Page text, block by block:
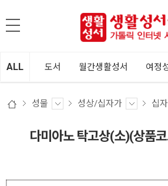
ALL 도서 월간생활성서 여정
성물 성상/십자가 십
다미아노 탁고상(소)(상품